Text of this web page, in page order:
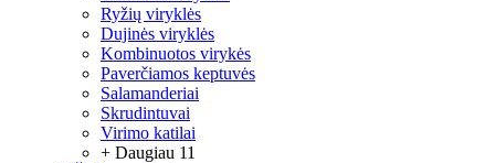
Ryžių viryklės
Dujinės viryklės
Kombinuotos virykės
Paverčiamos keptuvės
Salamanderiai
Skrudintuvai
Virimo katilai
+ Daugiau 11